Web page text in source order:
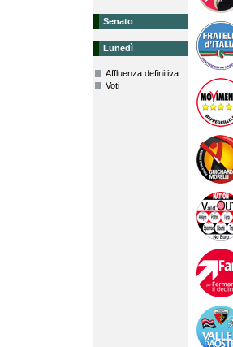
Senato
Lunedì
Affluenza definitiva
Voti